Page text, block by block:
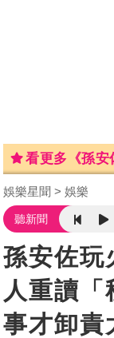
看更多《孫安
娛樂星聞 娛樂
聽新聞
孫安佐玩
人重讀「
事才卸責